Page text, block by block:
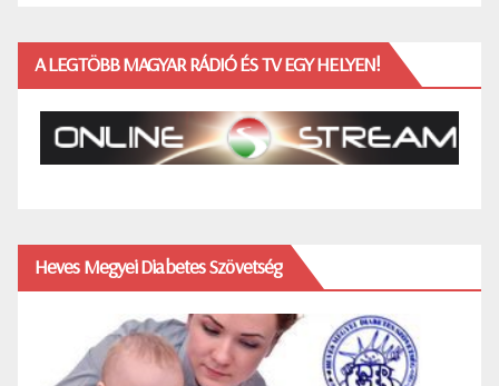
A LEGTÖBB MAGYAR RÁDIÓ ÉS TV EGY HELYEN!
Heves Megyei Diabetes Szövetség